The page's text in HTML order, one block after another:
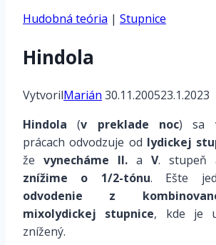
Hudobná teória | Stupnice
Hindola
VytvorilMarián 30.11.200523.1.2023
Hindola (v preklade noc) sa
prácachodvodzuje od lydickej
že vynecháme II. a V. stupeň
znížime o 1/2-tónu. Ešte
odvodenie z
mixolydickej stupnice, kde je
znížený.